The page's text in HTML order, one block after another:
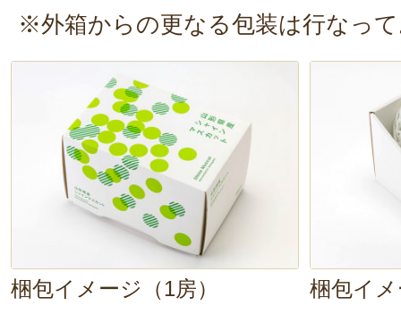
※外箱からの更なる包装は行なっ
梱包イメージ（1房） 梱包イ